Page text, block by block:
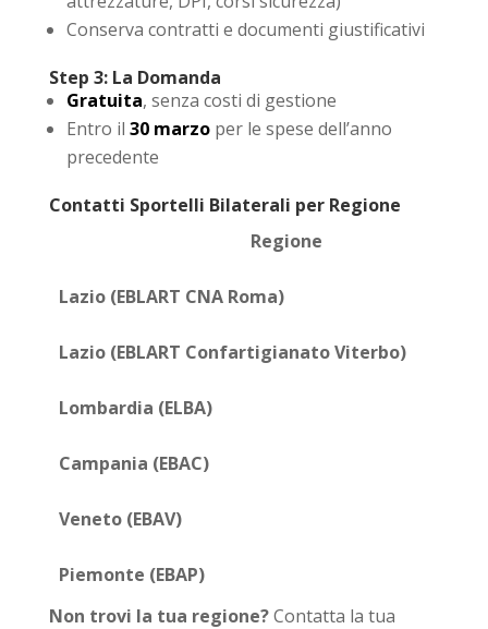
Conserva contratti e documenti giustificativi
Step 3: La Domanda
Gratuita, senza costi di gestione
Entro il 30 marzo per le spese dell’anno
precedente
Contatti Sportelli Bilaterali per Regione
Regione
Lazio (EBLART CNA Roma)
Lazio (EBLART Confartigianato Viterbo)
Lombardia (ELBA)
Campania (EBAC)
Veneto (EBAV)
Piemonte (EBAP)
Non trovi la tua regione?Contatta la tua